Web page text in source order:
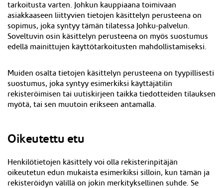
tarkoitusta varten. Johkun kauppiaana toimivaan
asiakkaaseen liittyvien tietojen käsittelyn perusteena on
sopimus, joka syntyy tämän tilatessa Johku-palvelun.
Soveltuvin osin käsittelyn perusteena on myös suostumus
edellä mainittujen käyttötarkoitusten mahdollistamiseksi.
Muiden osalta tietojen käsittelyn perusteena on tyypillisesti
suostumus, joka syntyy esimerkiksi käyttäjätilin
rekisteröimisen tai uutiskirjeen taikka tiedotteiden tilauksen
myötä, tai sen muutoin erikseen antamalla.
Oikeutettu etu
Henkilötietojen käsittely voi olla rekisterinpitäjän
oikeutetun edun mukaista esimerkiksi silloin, kun tämän ja
rekisteröidyn välillä on jokin merkityksellinen suhde. Se